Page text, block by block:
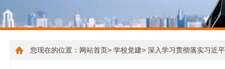
您现在的位置： 网站首页> 学校党建> 深入学习贯彻落实习近